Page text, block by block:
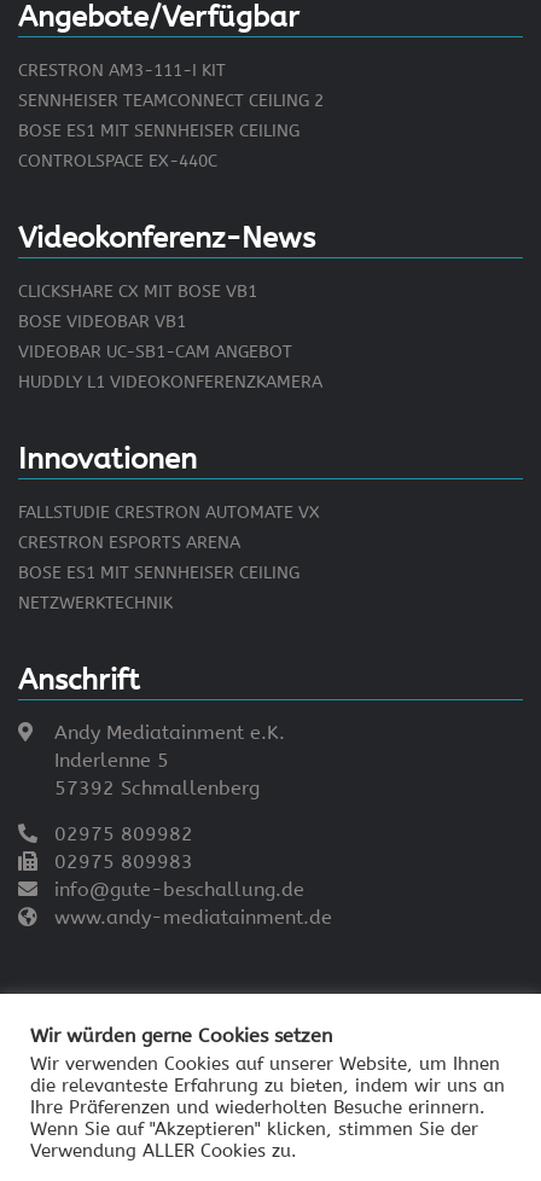
Anschrift
Andy Mediatainment e.K.
Inderlenne 5
57392 Schmallenberg
02975 809982
02975 809983
info@gute-beschallung.de
www.andy-mediatainment.de
Angebote/Verfügbar
Videokonferenz-News
Innovationen
CRESTRON AM3-111-I KIT
SENNHEISER TEAMCONNECT CEILING 2
BOSE ES1 MIT SENNHEISER CEILING
CONTROLSPACE EX-440C
CLICKSHARE CX MIT BOSE VB1
BOSE VIDEOBAR VB1
VIDEOBAR UC-SB1-CAM ANGEBOT
HUDDLY L1 VIDEOKONFERENZKAMERA
FALLSTUDIE CRESTRON AUTOMATE VX
CRESTRON ESPORTS ARENA
BOSE ES1 MIT SENNHEISER CEILING
NETZWERKTECHNIK
© 2026 - Andy Mediatainment
Impressum
Wir würden gerne Cookies setzen
Wir verwenden Cookies auf unserer Website, um Ihnen
die relevanteste Erfahrung zu bieten, indem wir uns an
Ihre Präferenzen und wiederholten Besuche erinnern.
Wenn Sie auf "Akzeptieren" klicken, stimmen Sie der
Verwendung ALLER Cookies zu.